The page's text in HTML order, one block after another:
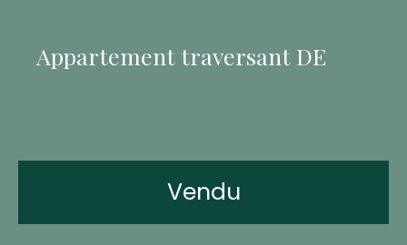
Appartement traversant DE
Vendu